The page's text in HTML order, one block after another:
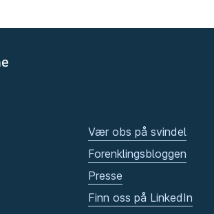
Vær obs på svindel
Forenklingsbloggen
Presse
Finn oss på LinkedIn